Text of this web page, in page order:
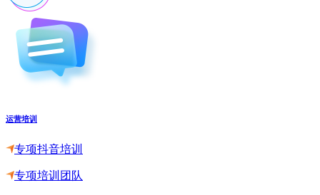
运营培训
专项抖音培训
专项培训团队